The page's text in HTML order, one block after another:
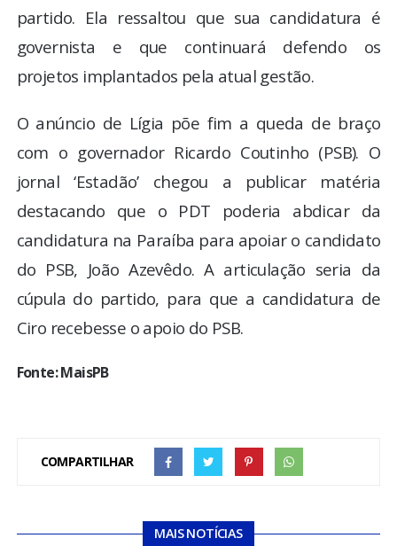
partido. Ela ressaltou que sua candidatura é
governista e que continuará defendo os
projetos implantados pela atual gestão.
O anúncio de Lígia põe fim a queda de braço
com o governador Ricardo Coutinho (PSB). O
jornal ‘Estadão’ chegou a publicar matéria
destacando que o PDT poderia abdicar da
candidatura na Paraíba para apoiar o candidato
do PSB, João Azevêdo. A articulação seria da
cúpula do partido, para que a candidatura de
Ciro recebesse o apoio do PSB.
Fonte: MaisPB
COMPARTILHAR
MAIS NOTÍCIAS